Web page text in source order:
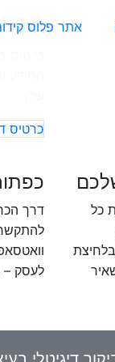
כרטיס
אתר פלוס קידום 990
דרך
לעסק –
כל